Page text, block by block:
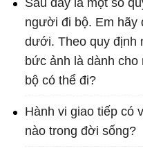
Sau đây là một số
người đi bộ. Em hãy
dưới. Theo quy định
bức ảnh là dành
bộ có thể đi?
Hành vi giao tiếp có
nào trong đời sống?